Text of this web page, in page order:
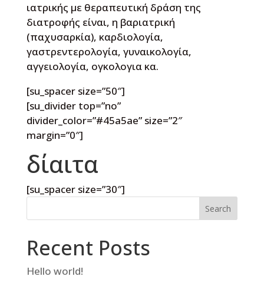
ιατρικής με θεραπευτική δράση της
διατροφής είναι, η βαριατρική
(παχυσαρκία), καρδιολογία,
γαστρεντερολογία, γυναικολογία,
αγγειολογία, ογκολογια κα.
[su_spacer size=”50″]
[su_divider top=”no”
divider_color=”#45a5ae” size=”2″
margin=”0″]
δίαιτα
[su_spacer size=”30″]
Search
Recent Posts
Hello world!